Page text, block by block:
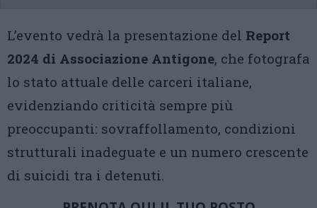
L’evento vedrà la presentazione del Report
2024 di Associazione Antigone, che fotografa
lo stato attuale delle carceri italiane,
evidenziando criticità sempre più
preoccupanti: sovraffollamento, condizioni
strutturali inadeguate e un numero crescente
di suicidi tra i detenuti.